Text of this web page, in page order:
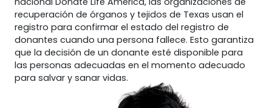
recuperación de órganos y tejidos de Texas usan el
registro para confirmar el estado del registro de
donantes cuando una persona fallece. Esto garantiza
que la decisión de un donante esté disponible para
las personas adecuadas en el momento adecuado
para salvar y sanar vidas.